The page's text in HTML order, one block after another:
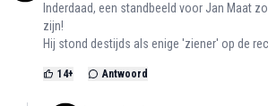
Inderdaad, een standbeeld voor Jan Maat
zijn!
Hij stond destijds als enige 'ziener' op de
14+ Antwoord